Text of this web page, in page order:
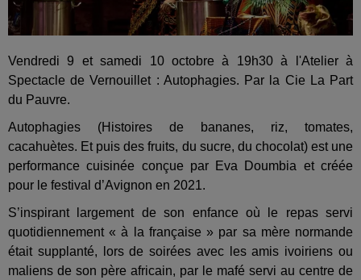
Vendredi 9 et samedi 10 octobre à 19h30 à l'Atelier à
Spectacle de Vernouillet : Autophagies. Par la Cie La Part
du Pauvre.
Autophagies (Histoires de bananes, riz, tomates,
cacahuètes. Et puis des fruits, du sucre, du chocolat) est une
performance cuisinée conçue par Eva Doumbia et créée
pour le festival d’Avignon en 2021.
S’inspirant largement de son enfance où le repas servi
quotidiennement « à la française » par sa mère normande
était supplanté, lors de soirées avec les amis ivoiriens ou
maliens de son père africain, par le mafé servi au centre de